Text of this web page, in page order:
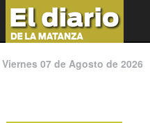
Viernes 07 de Agosto de 2026